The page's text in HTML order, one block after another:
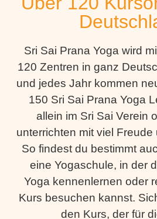
Sri Sai Prana Yoga wird
120 Zentren in ganz
und jedes Jahr kommen
150 Sri Sai Prana Yoga
allein im Sri Sai Verein
unterrichten mit viel
So findest du bestimmt
eine Yogaschule, in der
Yoga kennenlernen oder
Kurs besuchen kannst.
den Kurs, der für